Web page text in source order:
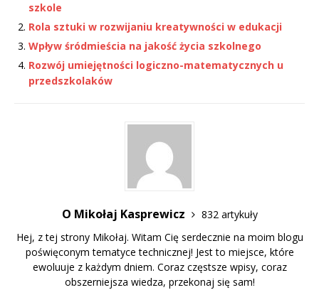
szkole
Rola sztuki w rozwijaniu kreatywności w edukacji
Wpływ śródmieścia na jakość życia szkolnego
Rozwój umiejętności logiczno-matematycznych u
przedszkolaków
O Mikołaj Kasprewicz
832 artykuły
Hej, z tej strony Mikołaj. Witam Cię serdecznie na moim blogu
poświęconym tematyce technicznej! Jest to miejsce, które
ewoluuje z każdym dniem. Coraz częstsze wpisy, coraz
obszerniejsza wiedza, przekonaj się sam!